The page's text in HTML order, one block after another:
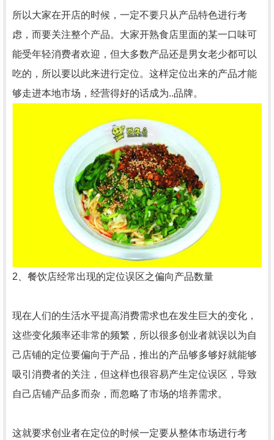
所以大家在开店的时候，一定不要只从产品特色进行考
虑，而要关注整个产品。大家开熟食店里面的某一口味可
能受年轻消费者欢迎，但大多数产品还是男女老少都可以
吃的，所以要以此来进行定位。这样定位出来的产品才能
够走进本地市场，经营得好的话成为..品牌。
2、餐饮店经常出现的定位误区之偏向产品数量
现在人们的生活水平提高消费需求也在发生巨大的变化，
这些变化频率还非常的频繁，所以很多创业者就误以为自
己店铺的定位要偏向于产品，推出的产品够多够好就能够
吸引消费者的关注，但这样也很容易产生定位误区，导致
自己店铺产品多而杂，而忽略了市场的培养需求。
这就要求创业者在定位的时候一定要从整体市场进行考